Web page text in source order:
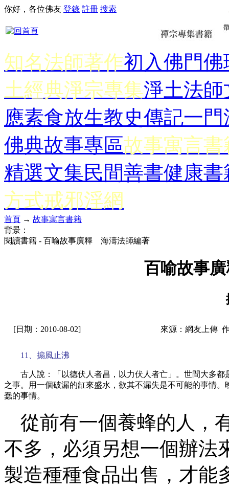
你好，各位佛友 登錄 註冊 搜索
知名法師著作初入佛門佛
土經典淨宗專集淨土法師
應素食放生教史傳記一門
佛典故事專區故事寓言書
精選文集民間善書健康書
方式戒邪淫網
首頁 → 故事寓言書籍
背景：
閱讀書籍 - 百喻故事廣釋 海濤法師編著
百喻故事
[日期：2010-08-02] 來源：網友上傳
11、搧風止沸
古人說：「以德伏人者昌，以力伏人者亡」。世間大多
之事。用一個破漏的缸來盛水，欲其不漏失是不可能的事情
蠢的事情。
從前有一個養蜂的人，
不多，必須另想一個辦法
製造種種食品出售，才能